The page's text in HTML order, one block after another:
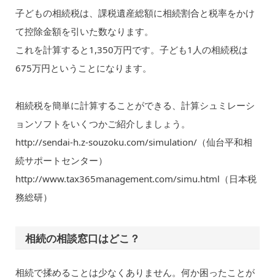
子どもの相続税は、課税遺産総額に相続割合と税率をかけ
て控除金額を引いた数なります。
これを計算すると1,350万円です。子ども1人の相続税は
675万円ということになります。
相続税を簡単に計算することができる、計算シュミレーシ
ョンソフトをいくつかご紹介しましょう。
http://sendai-h.z-souzoku.com/simulation/（仙台平和相
続サポートセンター）
http://www.tax365management.com/simu.html（日本税
務総研）
相続の相談窓口はどこ？
相続で揉めることは少なくありません。何か困ったことが